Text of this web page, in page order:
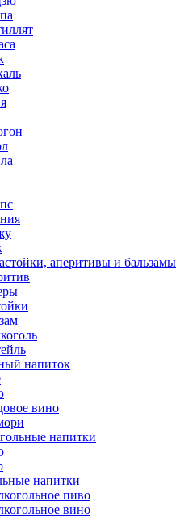
аперитивы и бальзамы
напиток
вино
напитки
напитки
пиво
вино